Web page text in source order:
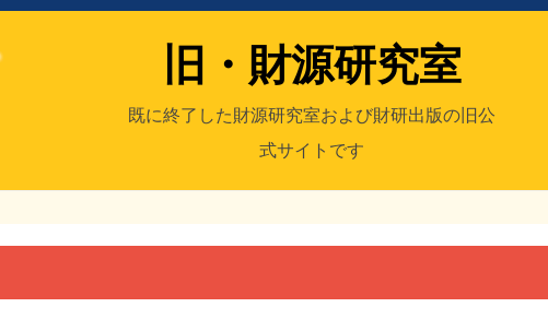
旧・財源研究室
既に終了した財源研究室および財研出版の旧公
式サイトです